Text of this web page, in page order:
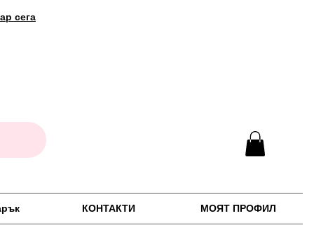
сега
КОНТАКТИ МОЯТ ПРОФИЛ